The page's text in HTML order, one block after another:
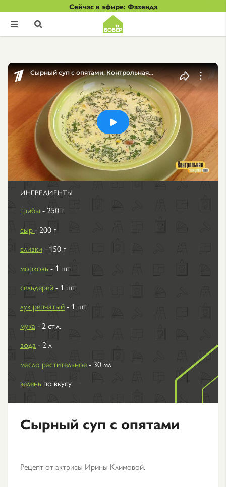
Сейчас в эфире: Фазенда
 
ИНГРЕДИЕНТЫ
грибы - 250 г
сыр- 200 г
сливки- 150 г
морковь- 1 шт
сельдерей- 1 шт
лук репчатый- 1 шт
мука- 2 ст.л.
вода- 2 л
масло растительное- 30 мл
зелень по вкусу
Сырный суп с опятами
Рецепт от актрисы Ирины Климовой.